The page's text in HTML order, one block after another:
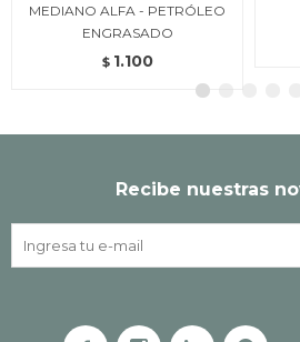
MEDIANO ALFA - PETRÓLEO
ENGRASADO
$ 1.100
Recibe nuestras